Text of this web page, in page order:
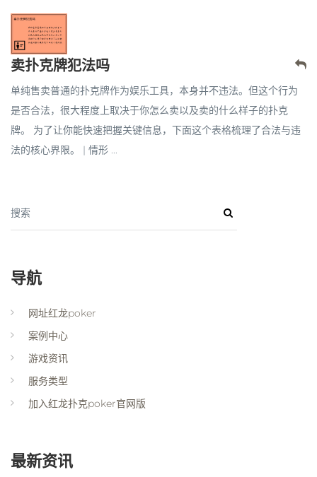
卖扑克牌犯法吗
单纯售卖普通的扑克牌作为娱乐工具，本身并不违法。但这个行为
是否合法，很大程度上取决于你怎么卖以及卖的什么样子的扑克
牌。 为了让你能快速把握关键信息，下面这个表格梳理了合法与违
法的核心界限。 | 情形 ...
搜索
导航
网址红龙poker
案例中心
游戏资讯
服务类型
加入红龙扑克poker官网版
最新资讯